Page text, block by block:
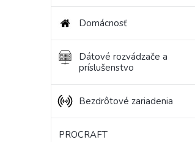
Domácnosť
Dátové rozvádzače a
príslušenstvo
Bezdrôtové zariadenia
PROCRAFT